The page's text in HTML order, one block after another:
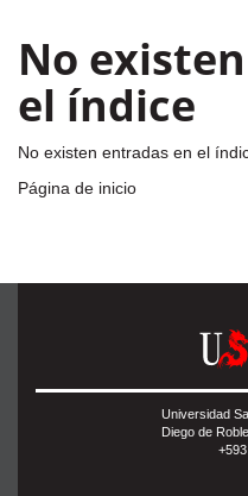
No
el índice
No existen entradas en el
Página de inicio
Universidad
Diego de